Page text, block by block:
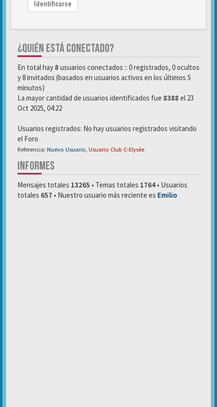
Identificarse
¿QUIÉN ESTÁ CONECTADO?
En total hay 8 usuarios conectados :: 0 registrados, 0 ocultos
y 8 invitados (basados en usuarios activos en los últimos 5
minutos)
La mayor cantidad de usuarios identificados fue 8388 el 23
Oct 2025, 04:22
Usuarios registrados: No hay usuarios registrados visitando
el Foro
Referencia: Nuevo Usuario Usuario Club C-Elysée
INFORMES
Mensajes totales 13265 • Temas totales 1764 • Usuarios
totales 657 • Nuestro usuario más reciente es Emilio